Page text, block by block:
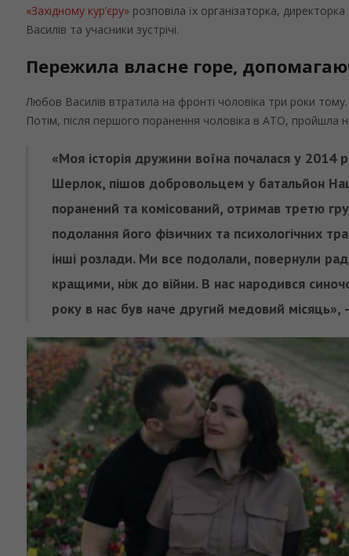
«Західному кур’єру» розповіла їх організаторка,
Василів та учасники зустрічі.
Пережила власне горе,
Любов Василів втратила на фронті чоловіка три роки
Потім, після першого поранення чоловіка в АТО, пройшла
«Моя історія дружини воїна почалася у 2014
Шерлок, пішов добровольцем у батальйон
поранений та комісований, отримав третю
подолання його фізичних та психологічних
інші розлади. Ми все подолали, повернули
кращими, ніж до війни. В нас народився
року в нас був наче другий медовий місяць»,